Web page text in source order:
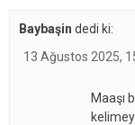
Baybaşin dedi ki:
13 Ağustos 2025,
Maaşı